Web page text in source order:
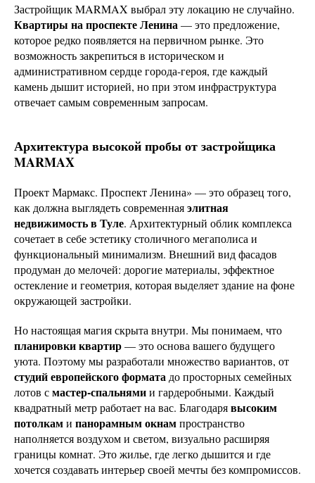
Застройщик MARMAX выбрал эту локацию не случайно.
Квартиры на проспекте Ленина— это предложение,
которое редко появляется на первичном рынке. Это
возможность закрепиться в историческом и
административном сердце города-героя, где каждый
камень дышит историей, но при этом инфраструктура
отвечает самым современным запросам.
Архитектура высокой пробы от застройщика
MARMAX
Проект Мармакс. Проспект Ленина» — это образец того,
как должна выглядеть современнаяэлитная
недвижимость в Туле. Архитектурный облик комплекса
сочетает в себе эстетику столичного мегаполиса и
функциональный минимализм. Внешний вид фасадов
продуман до мелочей: дорогие материалы, эффектное
остекление и геометрия, которая выделяет здание на фоне
окружающей застройки.
Но настоящая магия скрыта внутри. Мы понимаем, что
планировки квартир— это основа вашего будущего
уюта. Поэтому мы разработали множество вариантов, от
студий европейского формата до просторных семейных
лотов смастер-спальнямии гардеробными. Каждый
квадратный метр работает на вас. Благодарявысоким
потолками панорамным окнампространство
наполняется воздухом и светом, визуально расширяя
границы комнат. Это жилье, где легко дышится и где
хочется создавать интерьер своей мечты без компромиссов.